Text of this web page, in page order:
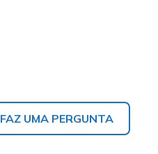
FAZ UMA PERGUNTA